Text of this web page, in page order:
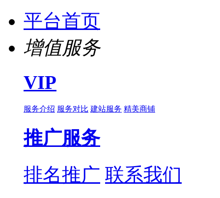
平台首页
增值服务
VIP
服务介绍 服务对比 建站服务 精美商铺
推广服务
排名推广 联系我们